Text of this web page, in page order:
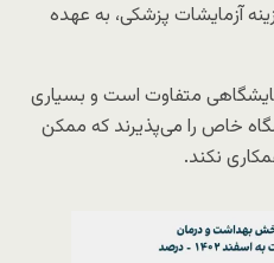
آزمایشات پزشکی، به عهده
متفاوت است و بسیاری
خاص را می‌پذیرند که ممکن
نکند.